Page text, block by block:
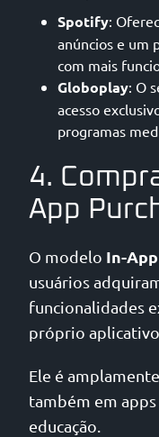
Spotify:
anúncios e um
com mais
Globoplay: O
acesso
programas
4.
App
O modelo In-
usuários
funcionalidades
próprio
Ele é
também em
educação.